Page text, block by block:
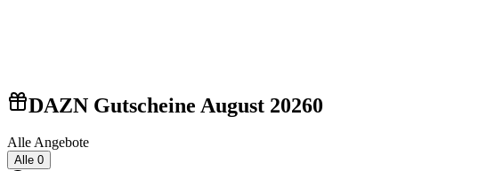
DAZN Gutscheine August 20260
Alle Angebote
Alle 0